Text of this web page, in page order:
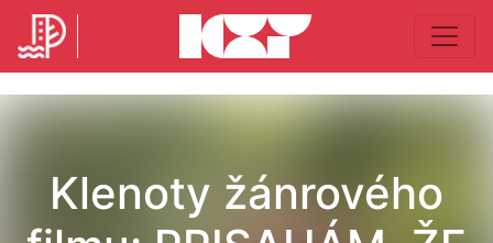
Klenoty žánrového